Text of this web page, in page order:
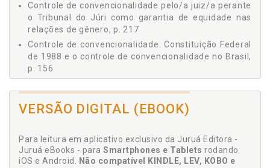
Algodoeiro") e a Tipificação do Crime de Feminicídio, p.
145
3.2 CONTROLE DE CONVENCIONALIDADE (ASPECTOS
GERAIS), p. 152
3.3 A CONSTITUIÇÃO FEDERAL DE 1988 E O CONTROLE
DE CONVENCIONALIDADE NO BRASIL, p. 156
JULGAMENTOS PERANTE O TRIBUNAL DO JÚRI E O
CONTROLE DE CONVENCIONALIDADE PELO/A JUIZ/JUÍZA, p.
169
4.2 GÊNERO E IMPUNIDADE: AS TESES DE DEFESA NO
PLENÁRIO DO JÚRI E A PERPETUAÇÃO DA VIOLÊNCIA
CONTRA A MULHER, p. 175
Controle de convencionalidade pelo/a juiz/a perante
o Tribunal do Júri como garantia de equidade nas
relações de gênero, p. 217
Controle de convencionalidade. Constituição Federal
de 1988 e o controle de convencionalidade no Brasil,
p. 156
mulher: as teses de defesa nos julgamentos perante
o Tribunal do Júri e o controle de convencionalidade
D
VERSÃO DIGITAL (EBOOK)
Para leitura em aplicativo exclusivo da Juruá Editora -
Juruá eBooks - para Smartphones e Tablets rodando
iOS e Android. Não compatível KINDLE, LEV, KOBO e